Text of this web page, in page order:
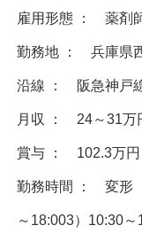
雇用形態 ： 薬剤
勤務地 ： 兵庫県
沿線 ： 阪急神戸
月収 ： 24～31万
賞与 ： 102.3万円
勤務時間 ： 変形
～18:003）10:30～